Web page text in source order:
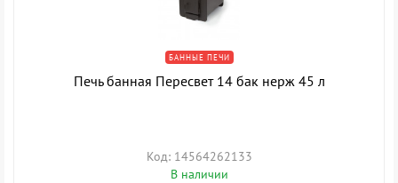
БАННЫЕ ПЕЧИ
Печь банная Пересвет 14 бак нерж 45 л
Код: 14564262133
В наличии